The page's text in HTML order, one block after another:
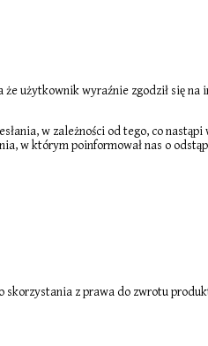
użytkownik wyraźnie zgodził się na
w zależności od tego, co nastąpi
w którym poinformował nas o
skorzystania z prawa do zwrotu